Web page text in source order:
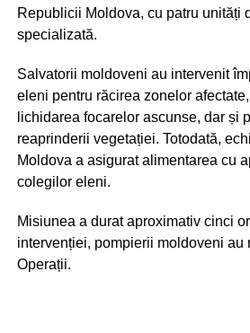
Republicii Moldova, cu patru unități
specializată.
Salvatorii moldoveni au intervenit
eleni pentru răcirea zonelor
lichidarea focarelor ascunse, dar și
reaprinderii vegetației. Totodată,
Moldova a asigurat alimentarea cu
colegilor eleni.
Misiunea a durat aproximativ cinci
intervenției, pompierii moldoveni au
Operații.